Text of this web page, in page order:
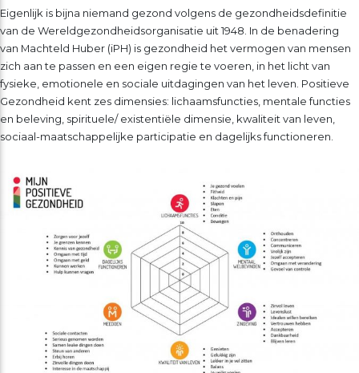
Eigenlijk is bijna niemand gezond volgens de gezondheidsdefinitie
van de Wereldgezondheidsorganisatie uit 1948. In de benadering
van Machteld Huber (iPH) is gezondheid het vermogen van mensen
zich aan te passen en een eigen regie te voeren, in het licht van
fysieke, emotionele en sociale uitdagingen van het leven. Positieve
Gezondheid kent zes dimensies: lichaamsfuncties, mentale functies
en beleving, spirituele/ existentiële dimensie, kwaliteit van leven,
sociaal-maatschappelijke participatie en dagelijks functioneren.